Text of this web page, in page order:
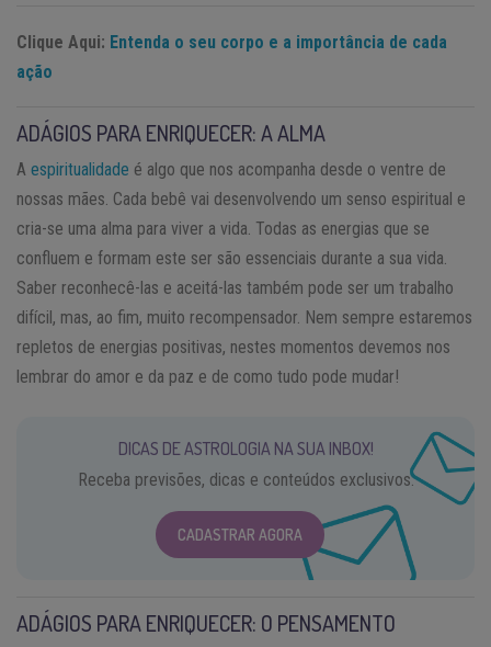
Clique Aqui: Entenda o seu corpo e a importância de cada
ação
ADÁGIOS PARA ENRIQUECER: A ALMA
A espiritualidade é algo que nos acompanha desde o ventre de
nossas mães. Cada bebê vai desenvolvendo um senso espiritual e
cria-se uma alma para viver a vida. Todas as energias que se
confluem e formam este ser são essenciais durante a sua vida.
Saber reconhecê-las e aceitá-las também pode ser um trabalho
difícil, mas, ao fim, muito recompensador. Nem sempre estaremos
repletos de energias positivas, nestes momentos devemos nos
lembrar do amor e da paz e de como tudo pode mudar!
DICAS DE ASTROLOGIA NA SUA INBOX!
Receba previsões, dicas e conteúdos exclusivos.
CADASTRAR AGORA
ADÁGIOS PARA ENRIQUECER: O PENSAMENTO